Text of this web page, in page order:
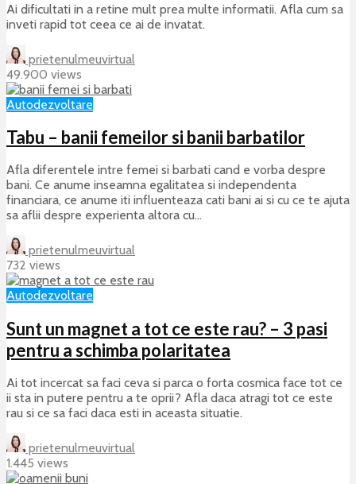
Ai dificultati in a retine mult prea multe informatii. Afla cum sa
inveti rapid tot ceea ce ai de invatat.
prietenulmeuvirtual
49.900 views
Autodezvoltare
Tabu – banii femeilor si banii barbatilor
Afla diferentele intre femei si barbati cand e vorba despre
bani. Ce anume inseamna egalitatea si independenta
financiara, ce anume iti influenteaza cati bani ai si cu ce te ajuta
sa aflii despre experienta altora cu...
prietenulmeuvirtual
732 views
Autodezvoltare
Sunt un magnet a tot ce este rau? – 3 pasi
pentru a schimba polaritatea
Ai tot incercat sa faci ceva si parca o forta cosmica face tot ce
ii sta in putere pentru a te oprii? Afla daca atragi tot ce este
rau si ce sa faci daca esti in aceasta situatie.
prietenulmeuvirtual
1.445 views